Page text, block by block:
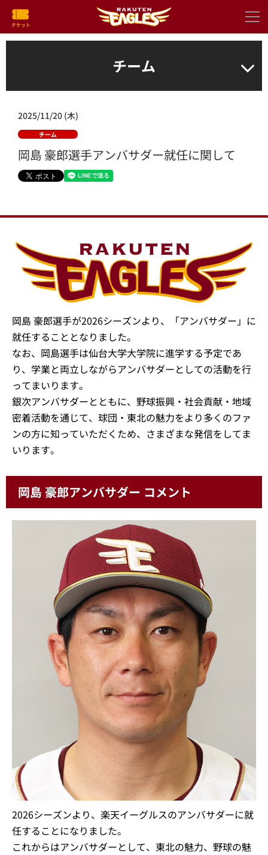
チーム
2025/11/20 (木)
チーム
岡島 豪郎選手アンバサダー就任に関して
岡島 豪郎選手が2026シーズンより、「アンバサダー」に
就任することとなりました。
なお、岡島選手は仙台大学大学院に進学する予定であ
り、学業と両立しながらアンバサダーとしての活動を行
ってまいります。
銀次アンバサダーとともに、野球振興・社会貢献・地域
密着活動を通じて、球団・東北の魅力をより多くのファ
ンの方に知っていただくため、さまざまな発信をしてま
いります。
岡島 豪郎アンバサダー コメント
2026シーズンより、楽天イーグルスのアンバサダーに就
任することになりました。
これからはアンバサダーとして、東北の魅力、野球の魅